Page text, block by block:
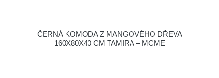
ČERNÁ KOMODA Z MANGOVÉHO DŘEVA
160X80X40 CM TAMIRA – MOME